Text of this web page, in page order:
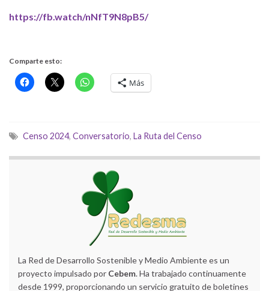
https://fb.watch/nNfT9N8pB5/
Comparte esto:
Más
Censo 2024, Conversatorio, La Ruta del Censo
La Red de Desarrollo Sostenible y Medio Ambiente es un
proyecto impulsado por Cebem. Ha trabajado continuamente
desde 1999, proporcionando un servicio gratuito de boletines